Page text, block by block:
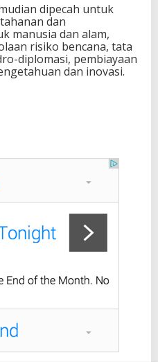
dipecah untuk
dan
manusia dan alam,
risiko bencana, tata
diplomasi, pembiayaan
dan inovasi.